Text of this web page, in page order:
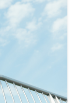
ます
や色合いを丁寧に調
洗練された仕上がり
！」と思える一枚に